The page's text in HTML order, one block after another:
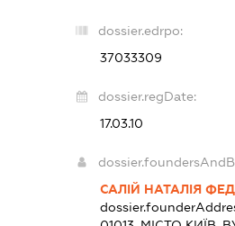
dossier.edrpo:
37033309
dossier.regDate:
17.03.10
САЛІЙ НАТАЛІЯ